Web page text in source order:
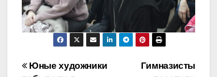
Навигация
Гимназисты
Юные художники